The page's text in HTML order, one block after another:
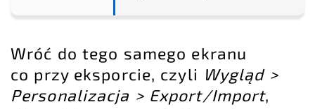
Wróć do tego samego ekranu
co przy eksporcie, czyli Wygląd >
Personalizacja > Export/Import,